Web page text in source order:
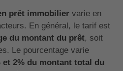
prêt immobiliervarie en
En général, le tarif est
du montant du prêt, soit
Le pourcentage varie
et 2% du montant total du